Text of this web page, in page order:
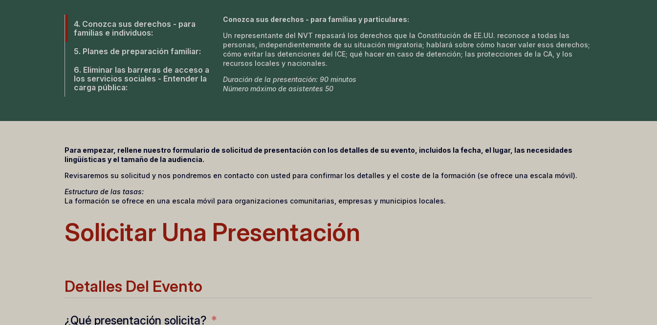
4. Conozca sus derechos - para
familias e individuos:
5. Planes de preparación familiar:
6. Eliminar las barreras de acceso a
los servicios sociales - Entender la
carga pública:
Conozca sus derechos - para familias y particulares:
Un representante del NVT repasará los derechos que la Constitución de EE.UU. reconoce a todas las
personas, independientemente de su situación migratoria; hablará sobre cómo hacer valer esos derechos;
cómo evitar las detenciones del ICE; qué hacer en caso de detención; las protecciones de la CA, y los
recursos locales y nacionales.
Duración de la presentación: 90 minutos
Número máximo de asistentes 50
Para empezar, rellene nuestro formulario de solicitud de presentación con los detalles de su evento, incluidos la fecha, el lugar, las necesidades
lingüísticas y el tamaño de la audiencia.
Revisaremos su solicitud y nos pondremos en contacto con usted para confirmar los detalles y el coste de la formación (se ofrece una escala móvil).
Estructura de las tasas:
La formación se ofrece en una escala móvil para organizaciones comunitarias, empresas y municipios locales.
Solicitar Una Presentación
Detalles Del Evento
¿Qué presentación solicita?